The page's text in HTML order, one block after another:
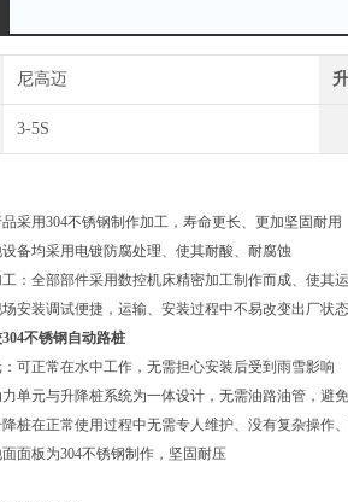
尼高迈
3-5S
采用304不锈钢制作加工，寿命更长、更加坚固耐用
备均采用电镀防腐处理、使其耐酸、耐腐蚀
：全部部件采用数控机床精密加工制作而成、使其
安装调试便捷，运输、安装过程中不易改变出厂状
不锈钢自动路桩
可正常在水中工作，无需担心安装后受到雨雪影响
单元与升降桩系统为一体设计，无需油路油管，避
桩在正常使用过程中无需专人维护、没有复杂操作
面板为304不锈钢制作，坚固耐压